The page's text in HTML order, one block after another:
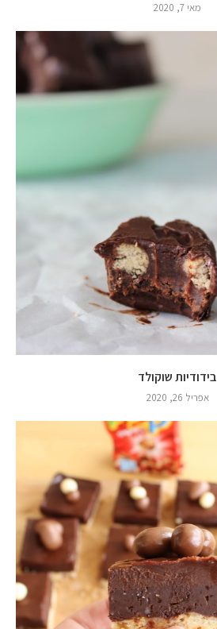
מאי 7, 2020
בידודיות שוקולד
אפריל 26, 2020